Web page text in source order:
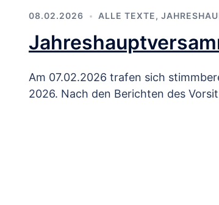
08.02.2026 ALLE TEXTE,
Am 07.02.2026 trafen sich
2026. Nach den Berichten des